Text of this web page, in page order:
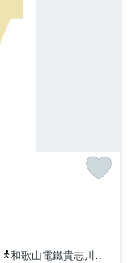
和歌山電鐵貴志川線「甘露寺前」駅 徒歩45分